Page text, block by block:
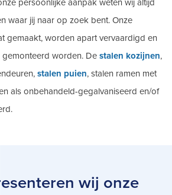
waar jij naar op zoek bent. Onze
gemaakt, worden apart vervaardigd en
worden. Destalen kozijnen,
stalen puien, stalen ramen met
als onbehandeld-gegalvaniseerd en/of
wij onze